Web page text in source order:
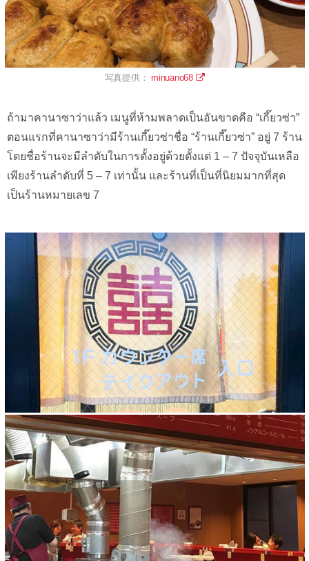
写真提供：minuano68
ถ้ามาคานาซาว่าแล้ว เมนูที่ห้ามพลาดเป็นอันขาดคือ “เกี๊ยวซ่า”
ตอนแรกที่คานาซาว่ามีร้านเกี๊ยวซ่าชื่อ “ร้านเกี๊ยวซ่า” อยู่ 7 ร้าน
โดยชื่อร้านจะมีลำดับในการตั้งอยู่ด้วยตั้งแต่ 1 – 7 ปัจจุบันเหลือ
เพียงร้านลำดับที่ 5 – 7 เท่านั้น และร้านที่เป็นที่นิยมมากที่สุด
เป็นร้านหมายเลข 7